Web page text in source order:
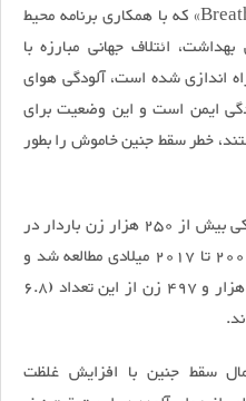
بنا بر گزارش‌ کمپین جهانی «BreatheLife» که با همکاری برنامه محیط
ائتلاف جهانی مبارزه با
اندازی شده است، آلودگی هوای
سطح آلودگی ایمن است و این وضعیت برای
خطر سقط جنین خاموش را بطور
برای انجام این پژوهش‌، سوابق پزشکی بیش از 250 هزار زن باردار در
پکن در یک دوره زمانی 9 ساله از 2009 تا 2017 میلادی مطالعه شد و
بررسی این سوابق نشان داد که 17 هزار و 497 زن از این تعداد (6.8
سقط جنین با افزایش غلظت